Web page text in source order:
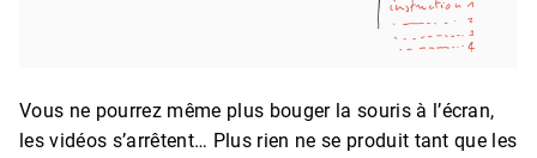
Vous ne pourrez même plus bouger la souris à l’écran,
les vidéos s’arrêtent… Plus rien ne se produit tant que les